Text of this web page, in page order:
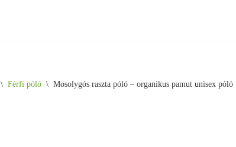
\ Férfi póló \ Mosolygós raszta póló – organikus pamut unisex póló